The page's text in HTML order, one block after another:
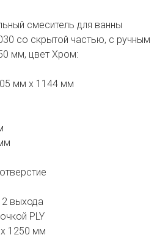
смеситель для ванны
со скрытой частью, с ручным
мм, цвет Хром:
мм х 1144 мм
выхода
PLY
1250 мм